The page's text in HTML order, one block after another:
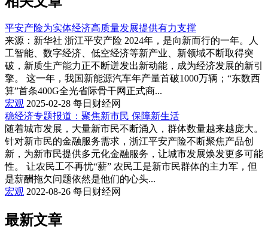
平安产险为实体经济高质量发展提供有力支撑
来源：新华社 浙江平安产险 2024年，是向新而行的一年。人
工智能、数字经济、低空经济等新产业、新领域不断取得突
破，新质生产能力正不断迸发出新动能，成为经济发展的新引
擎。 这一年，我国新能源汽车年产量首破1000万辆；“东数西
算”首条400G全光省际骨干网正式商...
宏观 2025-02-28 每日财经网
稳经济专题报道：聚焦新市民 保障新生活
随着城市发展，大量新市民不断涌入，群体数量越来越庞大。
针对新市民的金融服务需求，浙江平安产险不断聚焦产品创
新，为新市民提供多元化金融服务，让城市发展焕发更多可能
性。 让农民工不再忧“薪” 农民工是新市民群体的主力军，但
是薪酬拖欠问题依然是他们的心头...
宏观 2022-08-26 每日财经网
最新文章